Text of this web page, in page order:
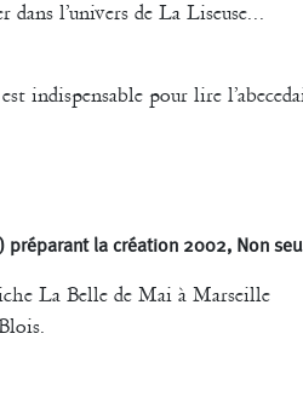
l’univers de La Liseuse...
indispensable pour lire
préparant la création 2002, Non
La Belle de Mai à Marseille